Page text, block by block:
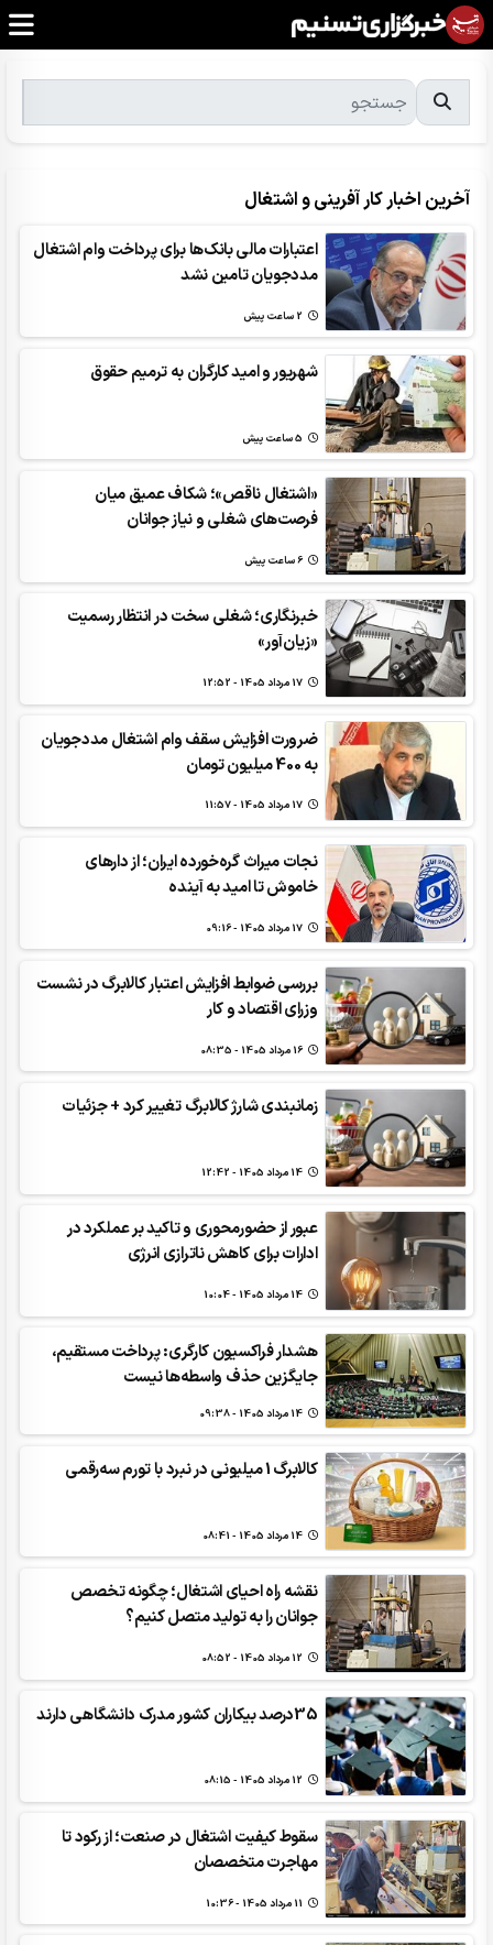
آخرین اخبار کار آفرینی و اشتغال
اعتبارات مالی بانک‌ها برای پرداخت وام اشتغال
مددجویان تامین نشد
شهریور و امید کارگران به ترمیم حقوق
«اشتغال ناقص»؛ شکاف عمیق میان
فرصت‌های شغلی و نیاز جوانان
6 ساعت پیش
خبرنگاری؛ شغلی سخت در انتظار رسمیت
«زیان‌آور»
17 مرداد 1405 - 12:52
ضرورت افزایش سقف وام اشتغال مددجویان
به 400 میلیون تومان
17 مرداد 1405 - 11:57
نجات میراث گره‌خورده ایران؛ از دارهای
خاموش تا امید به آینده
17 مرداد 1405 - 09:16
بررسی ضوابط افزایش اعتبار کالابرگ در نشست
وزرای اقتصاد و کار
16 مرداد 1405 - 08:35
زمانبندی شارژ کالابرگ تغییر کرد + جزئیات
14 مرداد 1405 - 12:42
عبور از حضورمحوری و تاکید بر عملکرد در
ادارات برای کاهش ناترازی انرژی
14 مرداد 1405 - 10:04
هشدار فراکسیون کارگری: پرداخت مستقیم،
جایگزین حذف واسطه‌ها نیست
14 مرداد 1405 - 09:38
کالابرگ 1 میلیونی در نبرد با تورم سه‌رقمی
14 مرداد 1405 - 08:41
نقشه راه احیای اشتغال؛ چگونه تخصص
جوانان را به تولید متصل کنیم؟
35درصد بیکاران کشور مدرک دانشگاهی دارند
سقوط کیفیت اشتغال در صنعت؛ از رکود تا
مهاجرت متخصصان